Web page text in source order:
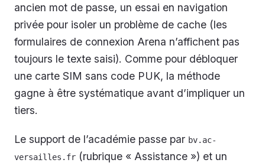
ancien mot de passe, un essai en navigation
privée pour isoler un problème de cache (les
formulaires de connexion Arena n’affichent pas
toujours le texte saisi). Comme pour débloquer
une carte SIM sans code PUK, la méthode
gagne à être systématique avant d’impliquer un
tiers.
Le support de l’académie passe par bv.ac-
versailles.fr (rubrique « Assistance ») et un